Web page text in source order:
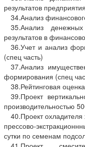
результатов
34.Анализ
35.Анализ
результатов в
36.Учет и анализ
(спец часть)
37.Анализ
формирования (спец
38.Рейтинговая
39.Проект
производительностью
40.Проект
прессово-
сутки по семенам